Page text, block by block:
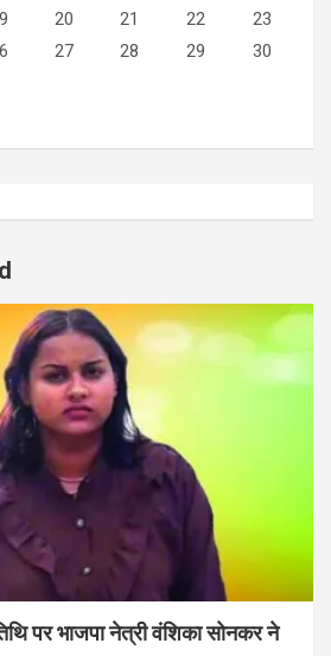
20 21 22
23
27 28 29
30
पर भाजपा नेत्री वंशिका सोनकर ने